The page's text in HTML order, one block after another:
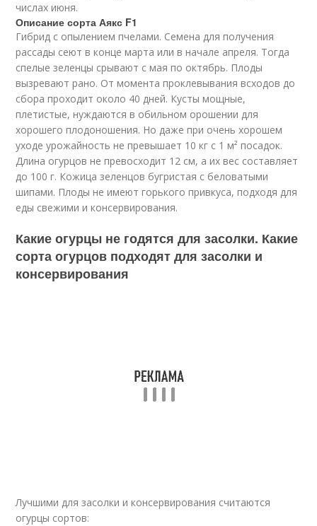
числах июня.
Описание сорта Аякс F1
Гибрид с опылением пчелами. Семена для получения
рассады сеют в конце марта или в начале апреля. Тогда
спелые зеленцы срывают с мая по октябрь. Плоды
вызревают рано. От момента проклевывания всходов до
сбора проходит около 40 дней. Кусты мощные,
плетистые, нуждаются в обильном орошении для
хорошего плодоношения. Но даже при очень хорошем
уходе урожайность не превышает 10 кг с 1 м² посадок.
Длина огурцов не превосходит 12 см, а их вес составляет
до 100 г. Кожица зеленцов бугристая с беловатыми
шипами. Плоды не имеют горького привкуса, подходя для
еды свежими и консервирования.
Какие огурцы не годятся для засолки. Какие
сорта огурцов подходят для засолки и
консервирования
Лучшими для засолки и консервирования считаются
огурцы сортов: